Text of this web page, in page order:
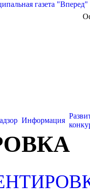
газета "Вперед"
Информация